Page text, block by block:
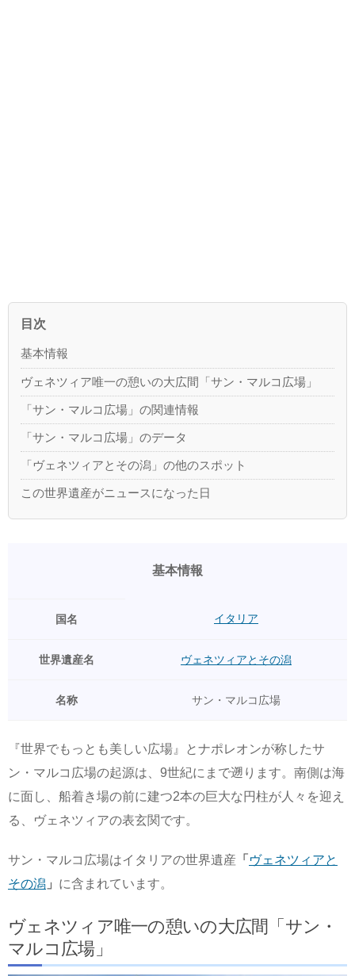
目次
基本情報
ヴェネツィア唯一の憩いの大広間「サン・マルコ広場」
「サン・マルコ広場」の関連情報
「サン・マルコ広場」のデータ
「ヴェネツィアとその潟」の他のスポット
この世界遺産がニュースになった日
基本情報
国名 イタリア
世界遺産名 ヴェネツィアとその潟
名称 サン・マルコ広場
『世界でもっとも美しい広場』とナポレオンが称したサ
ン・マルコ広場の起源は、9世紀にまで遡ります。南側は海
に面し、船着き場の前に建つ2本の巨大な円柱が人々を迎え
る、ヴェネツィアの表玄関です。
サン・マルコ広場はイタリアの世界遺産 「 ヴェネツィアと
その潟 」 に含まれています。
ヴェネツィア唯一の憩いの大広間「サン・
マルコ広場」